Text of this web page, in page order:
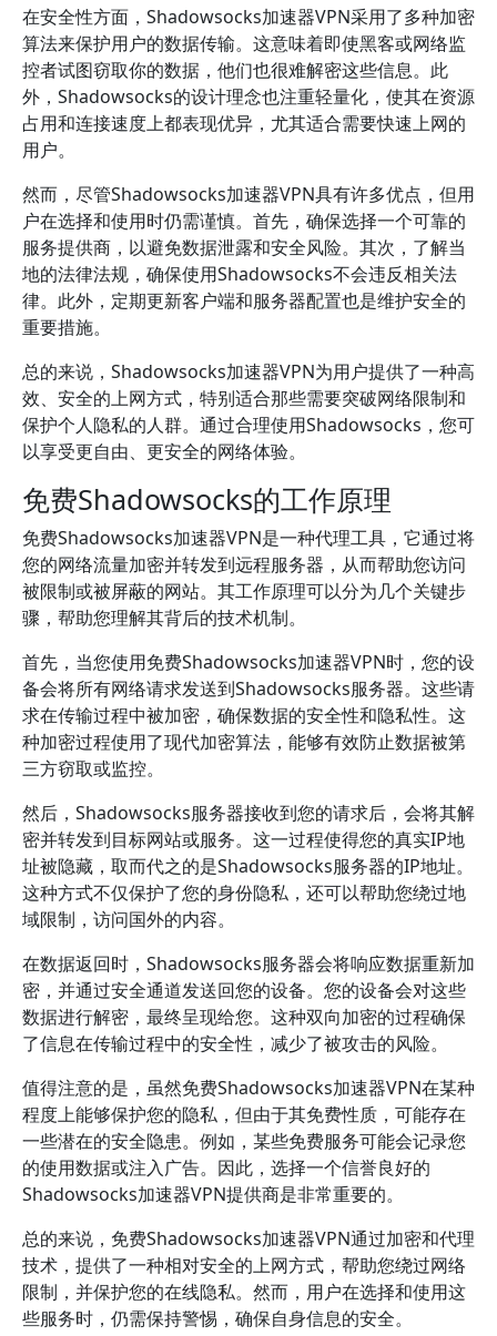
在安全性方面，Shadowsocks加速器VPN采用了多种加密
算法来保护用户的数据传输。这意味着即使黑客或网络监
控者试图窃取你的数据，他们也很难解密这些信息。此
外，Shadowsocks的设计理念也注重轻量化，使其在资源
占用和连接速度上都表现优异，尤其适合需要快速上网的
用户。
然而，尽管Shadowsocks加速器VPN具有许多优点，但用
户在选择和使用时仍需谨慎。首先，确保选择一个可靠的
服务提供商，以避免数据泄露和安全风险。其次，了解当
地的法律法规，确保使用Shadowsocks不会违反相关法
律。此外，定期更新客户端和服务器配置也是维护安全的
重要措施。
总的来说，Shadowsocks加速器VPN为用户提供了一种高
效、安全的上网方式，特别适合那些需要突破网络限制和
保护个人隐私的人群。通过合理使用Shadowsocks，您可
以享受更自由、更安全的网络体验。
免费Shadowsocks的工作原理
免费Shadowsocks加速器VPN是一种代理工具，它通过将
您的网络流量加密并转发到远程服务器，从而帮助您访问
被限制或被屏蔽的网站。其工作原理可以分为几个关键步
骤，帮助您理解其背后的技术机制。
首先，当您使用免费Shadowsocks加速器VPN时，您的设
备会将所有网络请求发送到Shadowsocks服务器。这些请
求在传输过程中被加密，确保数据的安全性和隐私性。这
种加密过程使用了现代加密算法，能够有效防止数据被第
三方窃取或监控。
然后，Shadowsocks服务器接收到您的请求后，会将其解
密并转发到目标网站或服务。这一过程使得您的真实IP地
址被隐藏，取而代之的是Shadowsocks服务器的IP地址。
这种方式不仅保护了您的身份隐私，还可以帮助您绕过地
域限制，访问国外的内容。
在数据返回时，Shadowsocks服务器会将响应数据重新加
密，并通过安全通道发送回您的设备。您的设备会对这些
数据进行解密，最终呈现给您。这种双向加密的过程确保
了信息在传输过程中的安全性，减少了被攻击的风险。
值得注意的是，虽然免费Shadowsocks加速器VPN在某种
程度上能够保护您的隐私，但由于其免费性质，可能存在
一些潜在的安全隐患。例如，某些免费服务可能会记录您
的使用数据或注入广告。因此，选择一个信誉良好的
Shadowsocks加速器VPN提供商是非常重要的。
总的来说，免费Shadowsocks加速器VPN通过加密和代理
技术，提供了一种相对安全的上网方式，帮助您绕过网络
限制，并保护您的在线隐私。然而，用户在选择和使用这
些服务时，仍需保持警惕，确保自身信息的安全。